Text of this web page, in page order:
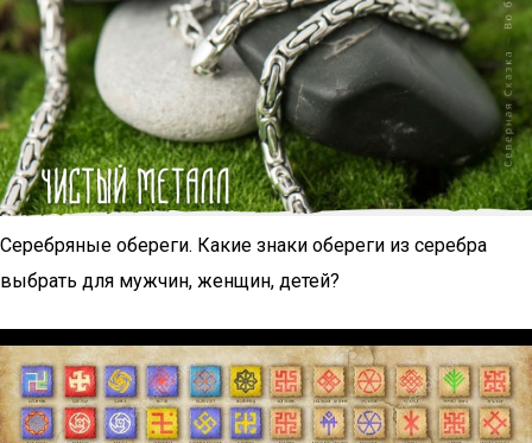
Серебряные обереги. Какие знаки обереги из серебра
выбрать для мужчин, женщин, детей?